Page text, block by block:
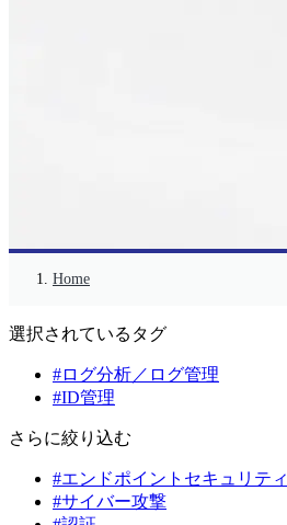
Home
選択されているタグ
#ログ分析／ログ管理
#ID管理
さらに絞り込む
#エンドポイントセキュリティ
#サイバー攻撃